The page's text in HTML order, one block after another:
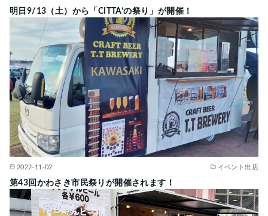
明日9/13（土）から「CITTA’の祭り」が開催！
2022-11-02 イベント出店
第43回かわさき市民祭りが開催されます！